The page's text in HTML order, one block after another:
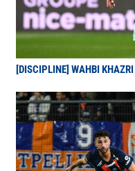
[DISCIPLINE] WAHBI